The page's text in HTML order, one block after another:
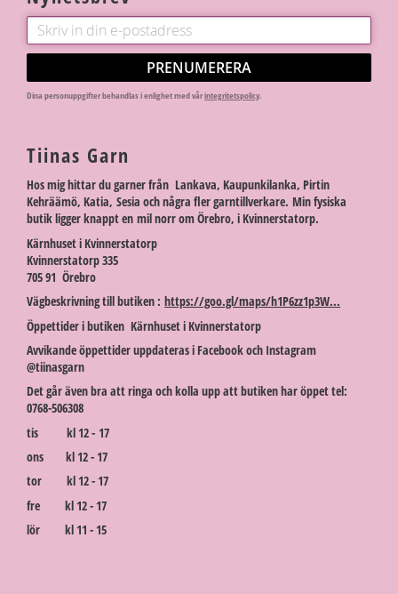
PRENUMERERA
Dina personuppgifter behandlas i enlighet med vårintegritetspolicy.
Tiinas Garn
Hos mig hittar du garner från Lankava, Kaupunkilanka, Pirtin
Kehräämö, Katia, Sesia och några fler garntillverkare. Min fysiska
butik ligger knappt en mil norr om Örebro, i Kvinnerstatorp.
Kärnhuset i Kvinnerstatorp
Kvinnerstatorp 335
705 91 Örebro
Vägbeskrivning till butiken : https://goo.gl/maps/h1P6zz1p3W...
Öppettider i butiken Kärnhuset i Kvinnerstatorp
Avvikande öppettider uppdateras i Facebook och Instagram
@tiinasgarn
Det går även bra att ringa och kolla upp att butiken har öppet tel:
0768-506308
tis kl 12 - 17
ons kl 12 - 17
tor kl 12 - 17
fre kl 12 - 17
lör kl 11 - 15